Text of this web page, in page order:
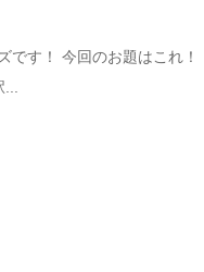
です！ 今回のお題はこれ！